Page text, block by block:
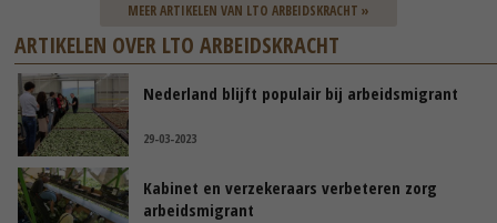
MEER ARTIKELEN VAN LTO ARBEIDSKRACHT »
ARTIKELEN OVER LTO ARBEIDSKRACHT
Nederland blijft populair bij arbeidsmigrant
29-03-2023
Kabinet en verzekeraars verbeteren zorg
arbeidsmigrant